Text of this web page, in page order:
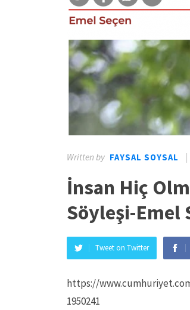
Written by FAYSAL SOYSAL |
İnsan Hiç
Söyleşi-Emel
Tweet on Twitter
https://
1950241